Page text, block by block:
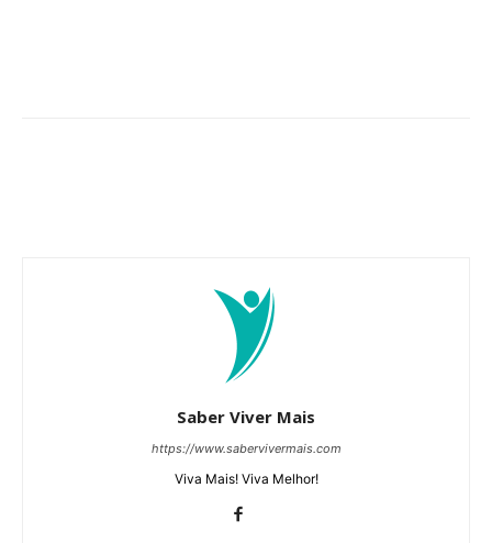
Saber Viver Mais
https://www.sabervivermais.com
Viva Mais! Viva Melhor!